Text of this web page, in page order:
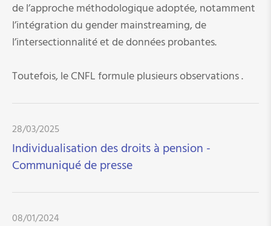
de l’approche méthodologique adoptée, notamment
l’intégration du gender mainstreaming, de
l’intersectionnalité et de données probantes.
Toutefois, le CNFL formule plusieurs observations .
28/03/2025
Individualisation des droits à pension -
Communiqué de presse
08/01/2024